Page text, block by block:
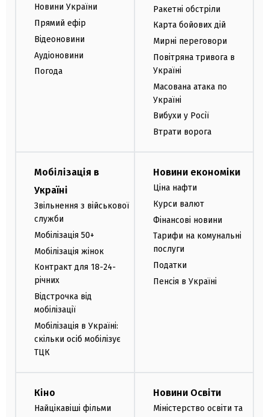
Новини України
Прямий ефір
Відеоновини
Аудіоновини
Погода
Ракетні обстріли
Карта бойових дій
Мирні переговори
Повітряна тривога в
Україні
Масована атака по
Україні
Вибухи у Росії
Втрати ворога
Мобілізація в
Україні
Звільнення з військової
служби
Мобілізація 50+
Мобілізація жінок
Контракт для 18-24-
річних
Відстрочка від
мобілізації
Мобілізація в Україні:
скільки осіб мобілізує
ТЦК
Новини економіки
Ціна нафти
Курси валют
Фінансові новини
Тарифи на комунальні
послуги
Податки
Пенсія в Україні
Кіно
Найцікавіші фільми
Новини Освіти
Міністерство освіти та